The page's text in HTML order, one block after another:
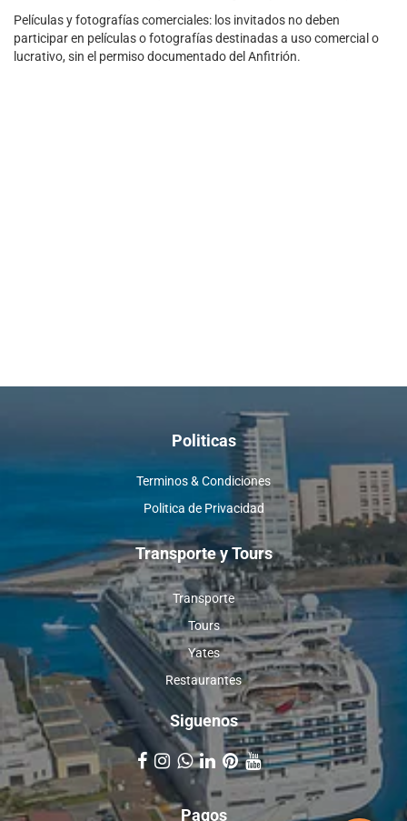
Películas y fotografías comerciales: los invitados no deben
participar en películas o fotografías destinadas a uso comercial o
lucrativo, sin el permiso documentado del Anfitrión.
Politicas
Terminos & Condiciones
Politica de Privacidad
Transporte y Tours
Transporte
Tours
Yates
Restaurantes
Siguenos
Pagos